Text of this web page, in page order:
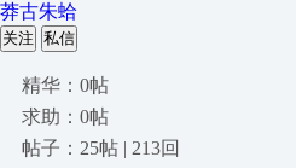
莽古朱蛤
关注 私信
精华：0帖
求助：0帖
帖子：25帖 | 213回